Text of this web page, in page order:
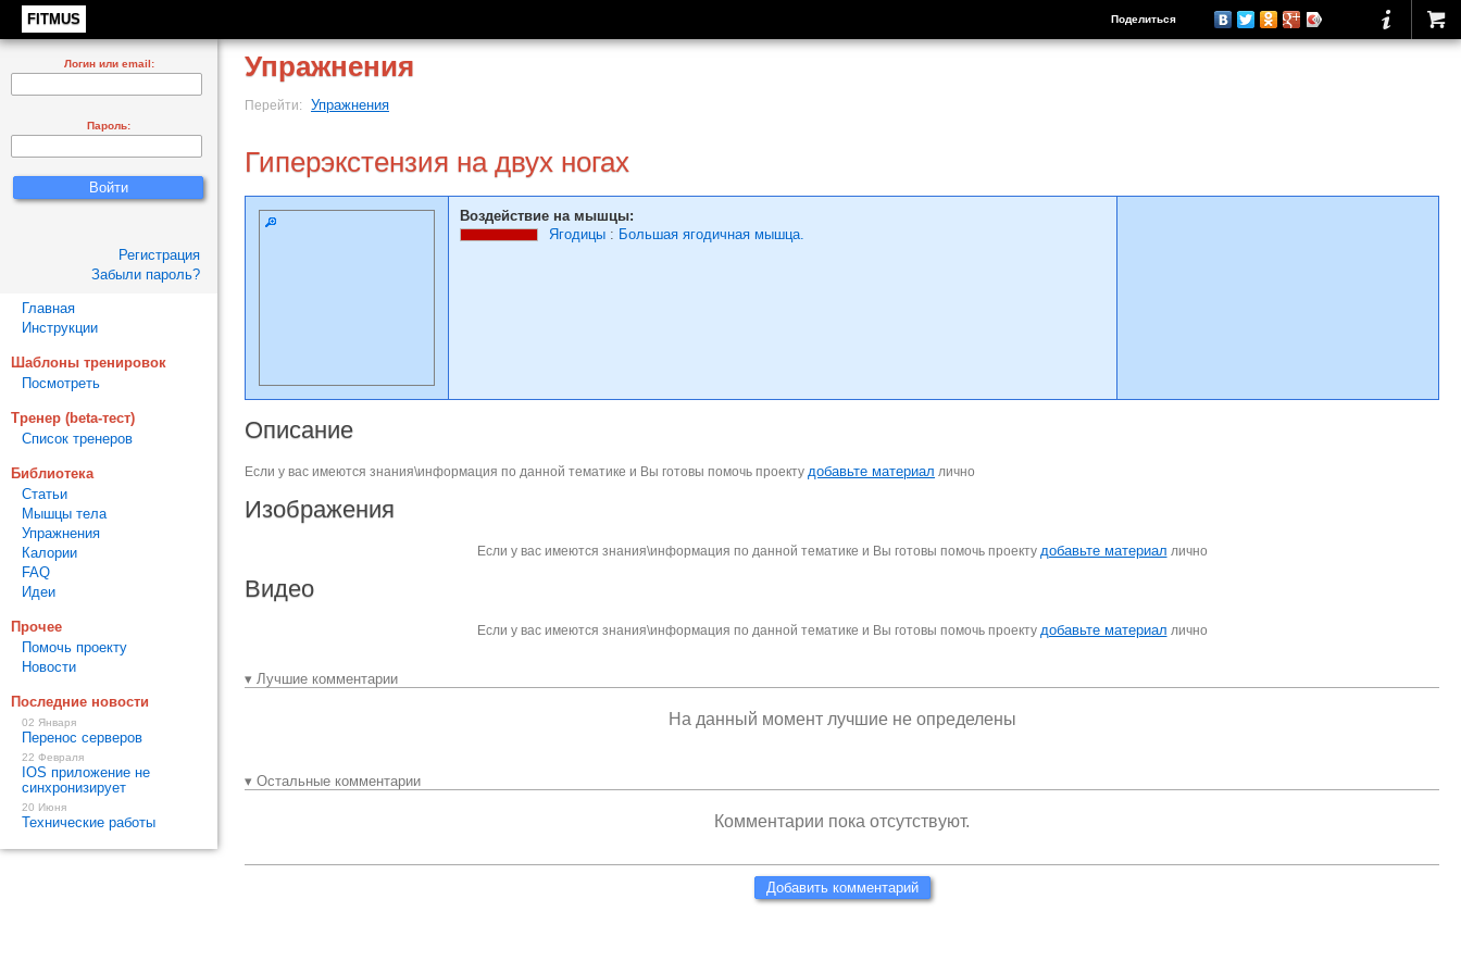
FITMUS Поделиться
Упражнения
Перейти: Упражнения
Гиперэкстензия на двух ногах
Воздействие на мышцы:
Ягодицы : Большая ягодичная мышца.
Описание
Если у вас имеются знания\информация по данной тематике и Вы готовы помочь проекту добавьте материал лично
Изображения
Если у вас имеются знания\информация по данной тематике и Вы готовы помочь проекту добавьте материал лично
Видео
Если у вас имеются знания\информация по данной тематике и Вы готовы помочь проекту добавьте материал лично
▾ Лучшие комментарии
На данный момент лучшие не определены
▾ Остальные комментарии
Комментарии пока отсутствуют.
Добавить комментарий
Логин или email:
Пароль:
Регистрация
Забыли пароль?
Главная
Инструкции
Шаблоны тренировок
Посмотреть
Тренер (beta-тест)
Список тренеров
Библиотека
Статьи
Мышцы тела
Упражнения
Калории
FAQ
Идеи
Прочее
Помочь проекту
Новости
Последние новости
02 Января
Перенос серверов
22 Февраля
IOS приложение не
синхронизирует
20 Июня
Технические работы